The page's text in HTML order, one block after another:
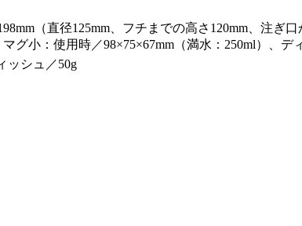
（直径125mm、フチまでの高さ120mm、注ぎ
グ小：使用時／98×75×67mm（満水：250ml）、デ
ッシュ／50g